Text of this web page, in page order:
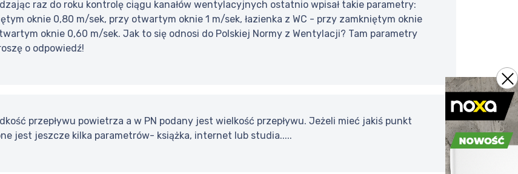
raz do roku kontrolę ciągu kanałów wentylacyjnych ostatnio wpisał takie parametry:
oknie 0,80 m/sek, przy otwartym oknie 1 m/sek, łazienka z WC - przy zamkniętym oknie
oknie 0,60 m/sek. Jak to się odnosi do Polskiej Normy z Wentylacji? Tam parametry
o odpowiedź!
przepływu powietrza a w PN podany jest wielkość przepływu. Jeżeli mieć jakiś punkt
jest jeszcze kilka parametrów- książka, internet lub studia.....